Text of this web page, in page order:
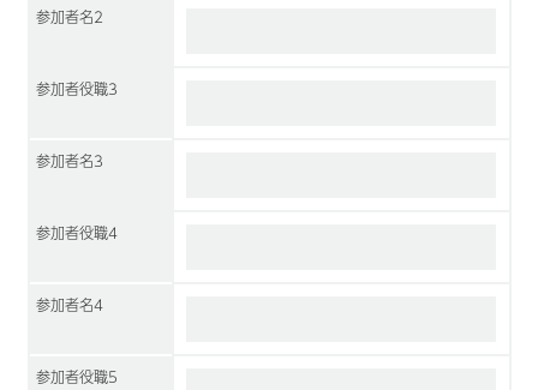
参加者名2
参加者役職3
参加者名3
参加者役職4
参加者名4
参加者役職5